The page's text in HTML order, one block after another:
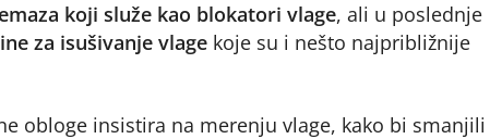
koji služe kao blokatori vlage, ali u poslednje
za isušivanje vlagekoje su i nešto najpribližnije
obloge insistira na merenju vlage, kako bi smanjili